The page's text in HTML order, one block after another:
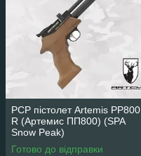
PCP пістолет Artemis PP800
R (Артемис ПП800) (SPA
Snow Peak)
Готово до відправки